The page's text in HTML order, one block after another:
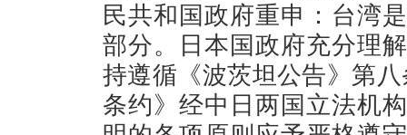
民共和国政府重申：台湾
部分。日本国政府充分理
持遵循《波茨坦公告》第
条约》经中日两国立法机